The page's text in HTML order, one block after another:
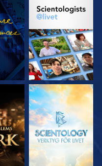
UTFORSKA
UTFORSKA
SERIEN